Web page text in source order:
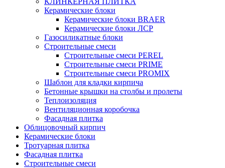
Керамические блоки
Керамические блоки BRAER
Керамические блоки ЛСР
Газосиликатные блоки
Строительные смеси
Строительные смеси PEREL
Строительные смеси PRIME
Строительные смеси PROMIX
Шаблон для кладки кирпича
Бетонные крышки на столбы и пролеты
Теплоизоляция
Вентиляционная коробочка
Фасадная плитка
Облицовочный кирпич
Керамические блоки
Тротуарная плитка
Фасадная плитка
Строительные смеси